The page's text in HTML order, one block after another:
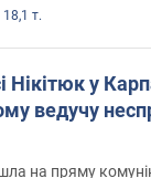
18,1 т.
Нікітюк у
ведучу
на пряму